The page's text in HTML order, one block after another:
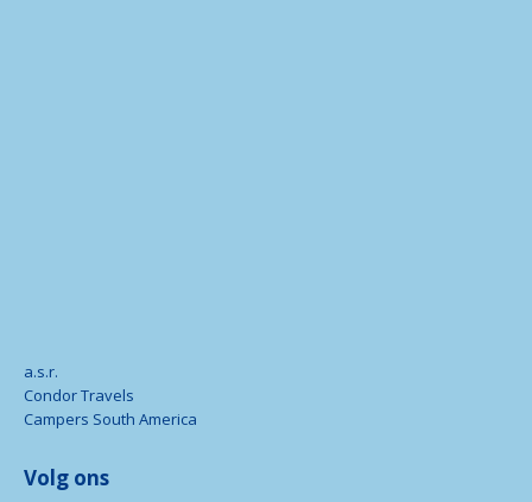
a.s.r.
Condor Travels
Campers South America
Volg ons